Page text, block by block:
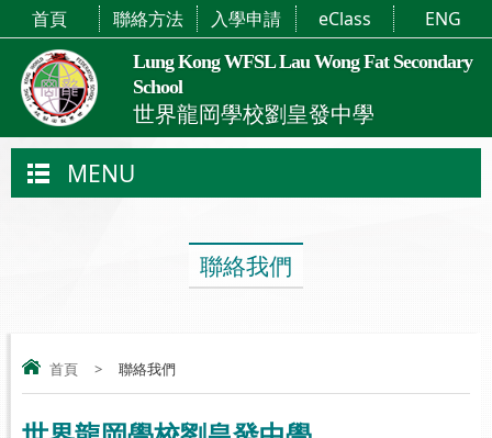
Lung Kong WFSL Lau Wong Fat Secondary
School
世界龍岡學校劉皇發中學
首頁 聯絡方法 入學申請 eClass ENG
MENU
聯絡我們
首頁 > 聯絡我們